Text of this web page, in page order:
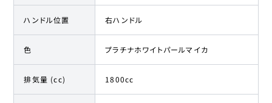
ハンドル位置 右ハンドル
色 プラチナホワイトパールマイカ
排気量 (cc) 1800cc